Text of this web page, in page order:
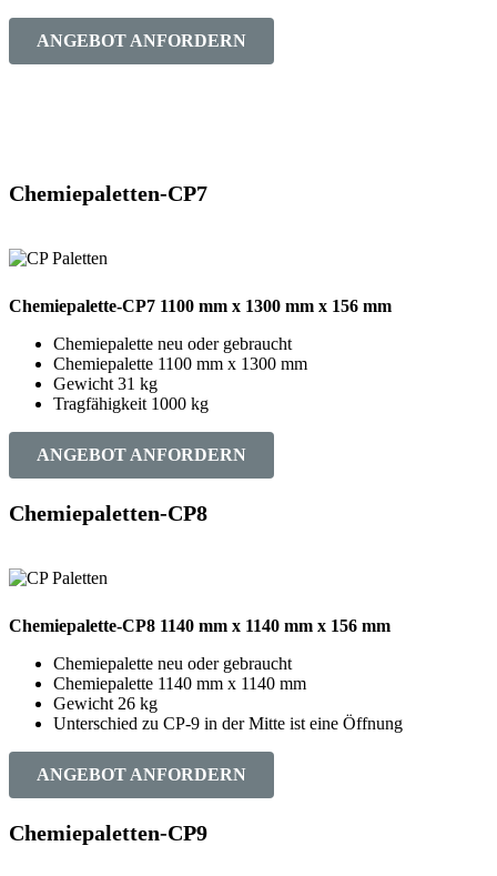
ANGEBOT ANFORDERN
Chemiepaletten-CP7
Chemiepalette-CP7 1100 mm x 1300 mm x 156 mm
Chemiepalette neu oder gebraucht
Chemiepalette 1100 mm x 1300 mm
Gewicht 31 kg
Tragfähigkeit 1000 kg
ANGEBOT ANFORDERN
Chemiepaletten-CP8
Chemiepalette-CP8 1140 mm x 1140 mm x 156 mm
Chemiepalette neu oder gebraucht
Chemiepalette 1140 mm x 1140 mm
Gewicht 26 kg
Unterschied zu CP-9 in der Mitte ist eine Öffnung
ANGEBOT ANFORDERN
Chemiepaletten-CP9